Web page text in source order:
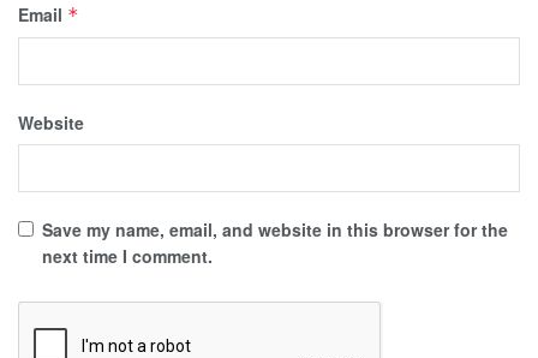
Email *
Website
Save my name, email, and website in this browser for the
next time I comment.